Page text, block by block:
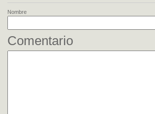
Nombre
Comentario